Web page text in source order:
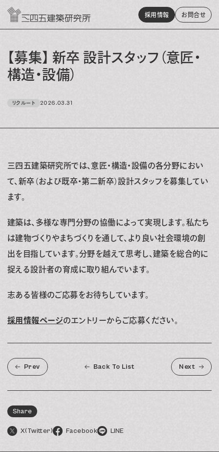
採用情報 お問合せ
【募集】 新卒 設計スタッフ（意匠・
構造・設備）
リクルート 2026.03.31
三四五建築研究所では、意匠・構造・設備の各分野におい
て、新卒（および既卒・第二新卒）設計スタッフを募集してい
ます。
建築は、多様な専門分野の協働によって実現します。私たち
は建物づくりやまちづくりを通して、より良い社会環境の創
出を目指しています。分野を越えて思考し、建築を総合的に
捉える設計者の育成に取り組んでいます。
志ある皆様のご応募をお待ちしています。
採用情報ページのエントリーからご応募ください。
Prev Back To List Next
Share
X(Twitter) Facebook LINE